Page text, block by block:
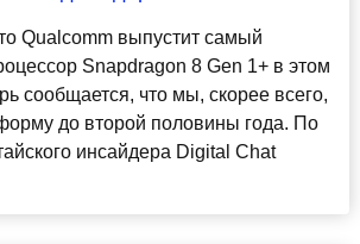
Qualcomm выпустит самый
Snapdragon 8 Gen 1+ в этом
сообщается, что мы, скорее всего,
до второй половины года. По
инсайдера Digital Chat